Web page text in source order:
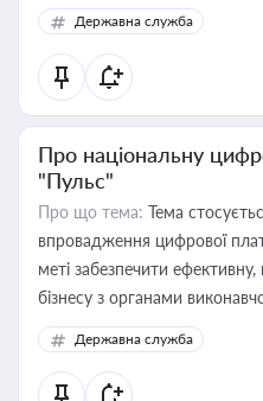
Державна служба
Про національну
"Пульс"
Про що тема: Тема
впровадження цифрової
меті забезпечити
бізнесу з органами
Державна служба